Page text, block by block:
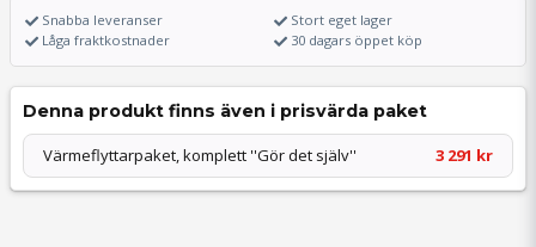
Snabba leveranser
Låga fraktkostnader
Stort eget lager
30 dagars öppet köp
Denna produkt finns även i prisvärda paket
Värmeflyttarpaket, komplett ''Gör det själv'' 3 291 kr